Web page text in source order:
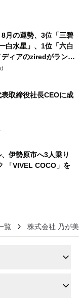
月の運勢、3位「三碧
白水星」、1位「六白
ィアのziredがランキ
取締役社長CEOに成
伊勢原市へ3人乗り
「VIVEL COCO」を
覧 株式会社 乃が